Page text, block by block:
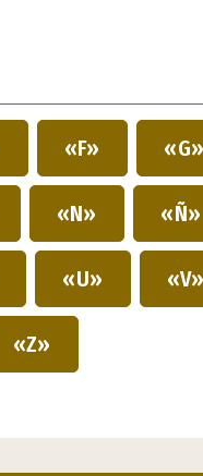
«F» «G»
«N» «Ñ»
«U» «V»
«Z»